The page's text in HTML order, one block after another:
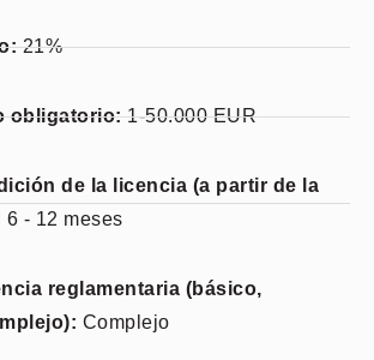
21%
obligatorio:1-50.000 EUR
de la licencia (a partir de la
6 - 12 meses
reglamentaria (básico,
Complejo